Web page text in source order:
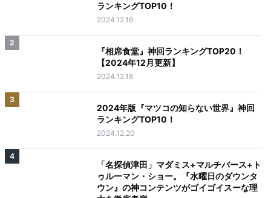
ランキングTOP10！
2024.12.16
2
『相席食堂』神回ランキングTOP20！
【2024年12月更新】
2024.12.18
3
2024年版『マツコの知らない世界』神回
ランキングTOP10！
2024.12.20
4
「名探偵津田」マダミス+マルチバース+ト
ゥルーマン・ショー。『水曜日のダウンタ
ウン』の神コンテンツがゴイゴイスーな理